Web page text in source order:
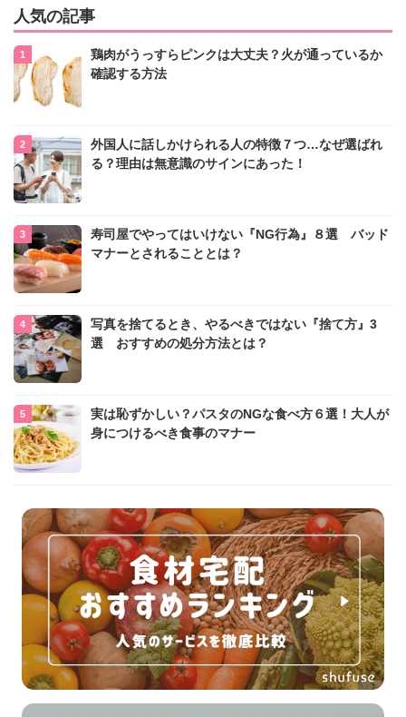
人気の記事
鶏肉がうっすらピンクは大丈夫？火が通っているか
確認する方法
外国人に話しかけられる人の特徴７つ…なぜ選ばれ
る？理由は無意識のサインにあった！
寿司屋でやってはいけない『NG行為』８選 バッド
マナーとされることとは？
写真を捨てるとき、やるべきではない『捨て方』3
選 おすすめの処分方法とは？
実は恥ずかしい？パスタのNGな食べ方６選！大人が
身につけるべき食事のマナー